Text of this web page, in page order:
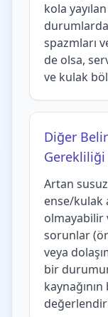
kola
durumlarda
spazmları
de olsa,
ve kulak
Diğer
Gerekliliği
Artan
ense/kulak
olmayabilir
sorunlar
veya
bir